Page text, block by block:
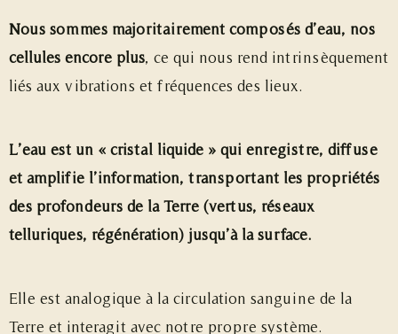
Nous sommes majoritairement composés d’eau, nos
cellules encore plus, ce qui nous rend intrinsèquement
liés aux vibrations et fréquences des lieux.
L’eau est un « cristal liquide » qui enregistre, diffuse
et amplifie l’information, transportant les propriétés
des profondeurs de la Terre (vertus, réseaux
telluriques, régénération) jusqu’à la surface.
Elle est analogique à la circulation sanguine de la
Terre et interagit avec notre propre système.